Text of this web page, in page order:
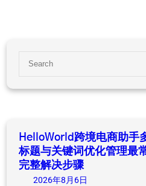
a
h
HelloWorld跨境电商助手
标题与关键词优化管理最
完整解决步骤
2026年8月6日